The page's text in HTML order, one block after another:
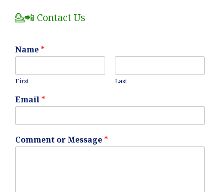
💁📲 Contact Us
Name *
First Last
Email *
Comment or Message *